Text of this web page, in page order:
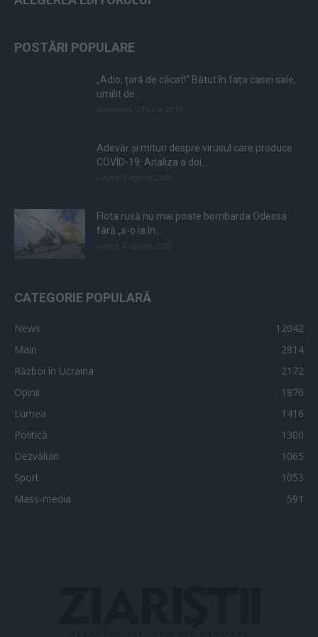
POSTĂRI POPULARE
„Adio, țară de căcat!” Bătut în fața casei sale,
umilit de...
Adevăr și mituri despre virusul care produce
COVID-19. Analiza a doi...
Flota rusă nu mai poate bombarda Odessa
fără „s-o ia în...
CATEGORIE POPULARĂ
News
12042
Main
2814
Război în Ucraina
2172
Opinii
1876
Lumea
1416
Politică
1300
Dezvăluiri
1065
Sport
1053
Mass-media
591